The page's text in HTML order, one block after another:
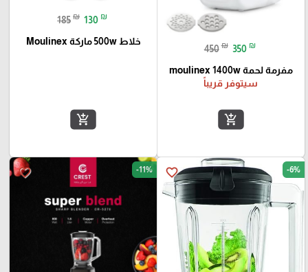
450 ₪ 350 ₪
مفرمة لحمة moulinex 1400w
سيتوفر قريباً
add_shopping_cart
185 ₪ 130 ₪
خلاط 500w ماركة Moulinex
add_shopping_cart
favorite_border -6%
favorite_border -11%